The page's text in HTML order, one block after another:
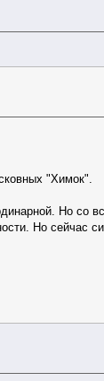
"Химок".
Но со
Но сейчас